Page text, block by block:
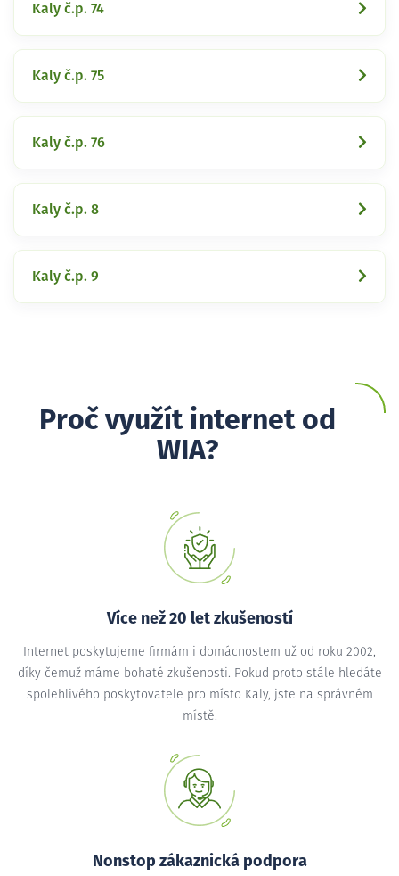
Kaly č.p. 74
Kaly č.p. 75
Kaly č.p. 76
Kaly č.p. 8
Kaly č.p. 9
Proč využít internet od
WIA?
Více než 20 let zkušeností
Internet poskytujeme firmám i domácnostem už od roku 2002,
díky čemuž máme bohaté zkušenosti. Pokud proto stále hledáte
spolehlivého poskytovatele pro místo Kaly, jste na správném
místě.
Nonstop zákaznická podpora